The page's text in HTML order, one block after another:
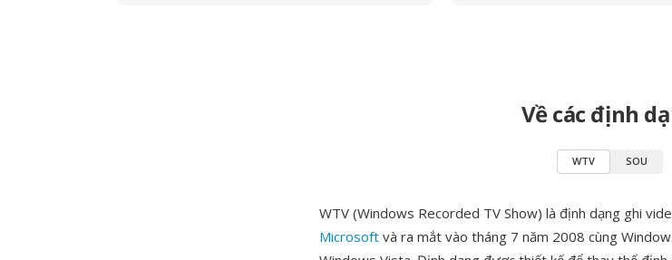
Về các định
WTV SOU
WTV (Windows Recorded TV Show) là định dạng ghi
Microsoft và ra mắt vào tháng 7 năm 2008 cùng